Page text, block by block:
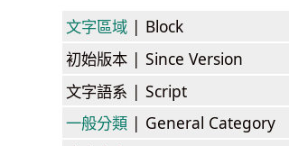
文字區域 | Block
初始版本 | Since Version
文字語系 | Script
一般分類 | General Category